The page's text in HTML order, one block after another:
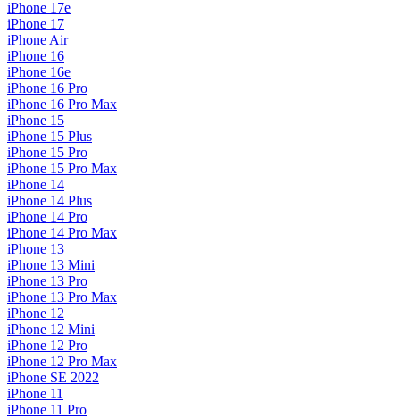
iPhone 17e
iPhone 17
iPhone Air
iPhone 16
iPhone 16e
iPhone 16 Pro
iPhone 16 Pro Max
iPhone 15
iPhone 15 Plus
iPhone 15 Pro
iPhone 15 Pro Max
iPhone 14
iPhone 14 Plus
iPhone 14 Pro
iPhone 14 Pro Max
iPhone 13
iPhone 13 Mini
iPhone 13 Pro
iPhone 13 Pro Max
iPhone 12
iPhone 12 Mini
iPhone 12 Pro
iPhone 12 Pro Max
iPhone SE 2022
iPhone 11
iPhone 11 Pro